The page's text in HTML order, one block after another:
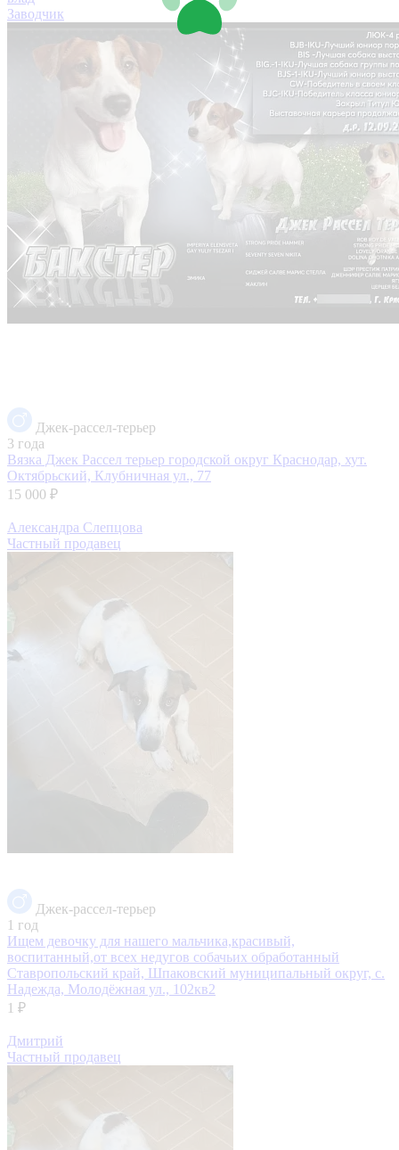
Заводчик
Джек-рассел-терьер
3 года
Вязка Джек Рассел терьер городской округ Краснодар, хут.
Октябрьский, Клубничная ул., 77
15 000 ₽
Александра Слепцова
Частный продавец
Джек-рассел-терьер
1 год
Ищем девочку для нашего мальчика,красивый,
воспитанный,от всех недугов собачьих обработанный
Ставропольский край, Шпаковский муниципальный округ, с.
Надежда, Молодёжная ул., 102кв2
1 ₽
Дмитрий
Частный продавец